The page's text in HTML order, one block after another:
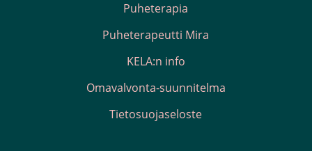
Puheterapia
Puheterapeutti Mira
KELA:n info
Omavalvonta-suunnitelma
Tietosuojaseloste